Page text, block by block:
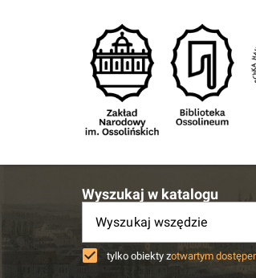
Wyszukaj w katalogu
Wyszukaj wszędzie
tylko obiekty zotwartym